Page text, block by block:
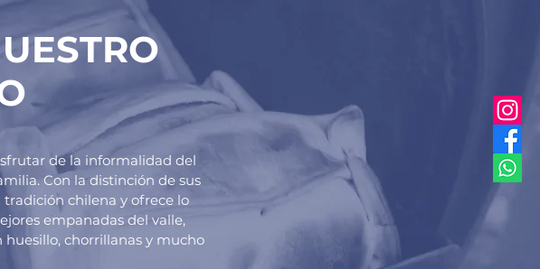
de la informalidad del
Con la distinción de sus
tradición chilena y ofrece lo
empanadas del valle,
huesillo, chorrillanas y mucho